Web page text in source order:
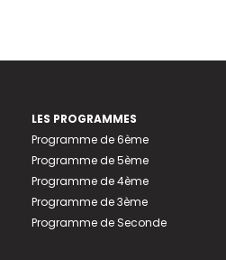
LES PROGRAMMES
Programme de 6ème
Programme de 5ème
Programme de 4ème
Programme de 3ème
Programme de Seconde